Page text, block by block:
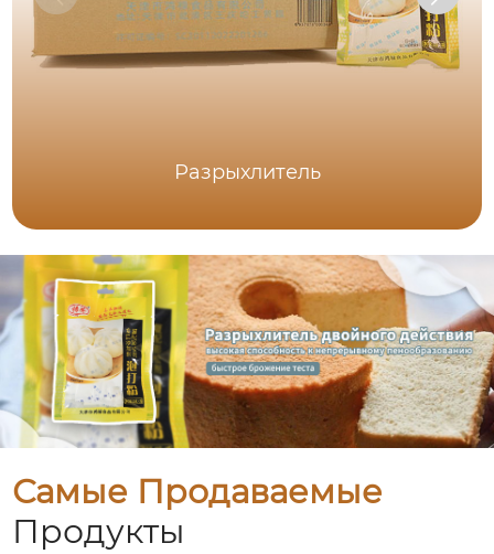
Разрыхлитель
Самые Продаваемые
Продукты